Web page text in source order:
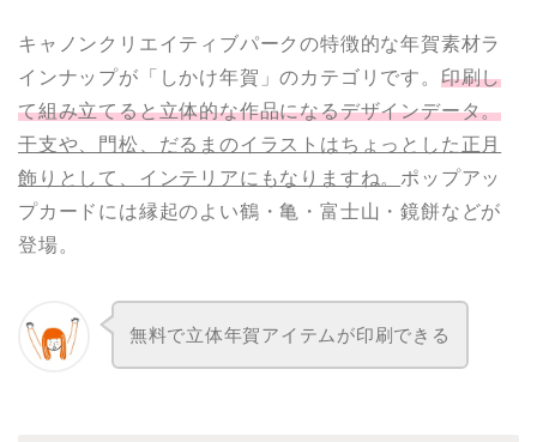
キャノンクリエイティブパークの特徴的な年賀素材ラ
インナップが「しかけ年賀」のカテゴリです。 印刷し
て組み立てると立体的な作品になるデザインデータ。
干支や、門松、だるまのイラストはちょっとした正月
飾りとして、インテリアにもなりますね。 ポップアッ
プカードには縁起のよい鶴・亀・富士山・鏡餅などが
登場。
無料で立体年賀アイテムが印刷できる